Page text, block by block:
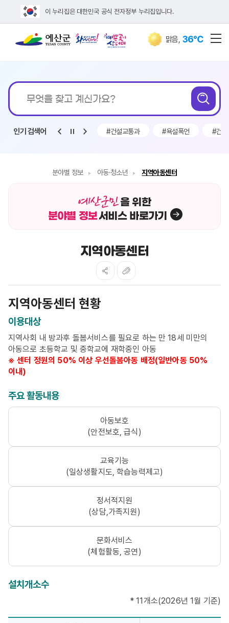
이 누리집은 대한민국 공식 전자정부 누리집입니다.
맑음, 36℃
통합검색
찾고
계신가요?
검
인기 검색어
#채용 #구인 #건설교통과 #욕설폭언 #건설
분야별 정보 아동·청소년 지역아동센터
을 위한
분야별 정보서비스 바로가기
지역아동센터
지역아동센터 현황
이용대상
지역사회 내 방과후 돌봄서비스를 필요로 하는 만 18세 미만의
아동으로 초등학교 및 중학교에 재학중인 아동
※ 센터 정원의 50% 이상 우선돌봄아동 배정(일반아동 50%
이내)
주요 활동내용
아동보호
(안전보호, 급식)
교육기능
(일상생활지도, 학습능력제고)
정서적지원
(상담,가족지원)
문화서비스
(체험활동, 공연)
설치개소수
* 11개소(2026년 1월 기준)
설치개소수 - 시설명, 주소, 시설장, 전화번호, 정원, 비고 정보제공